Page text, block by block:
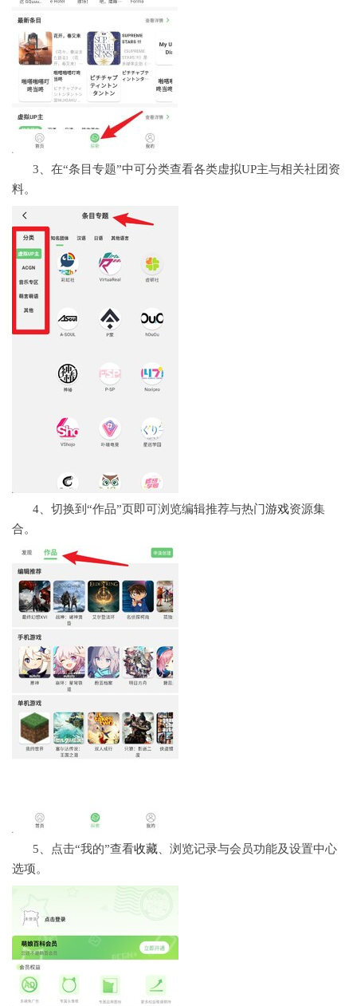
3、在“条目专题”中可分类查看各类虚拟UP主与相关社团资
料。
4、切换到“作品”页即可浏览编辑推荐与热门游戏资源集
合。
5、点击“我的”查看收藏 、浏览记录与会员功能及设置中心
选项。